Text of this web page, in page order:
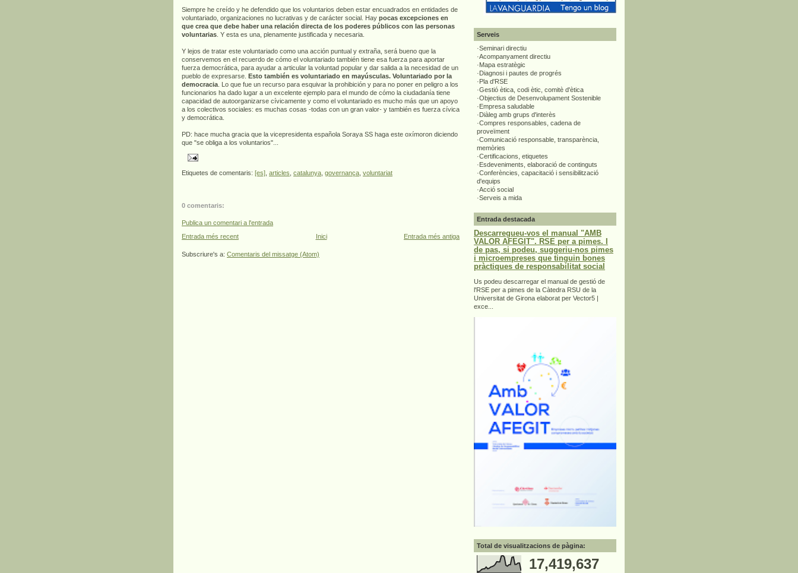
Siempre he creído y he defendido que los voluntarios deben estar encuadrados en entidades de
voluntariado, organizaciones no lucrativas y de carácter social. Hay pocas excepciones en
que crea que debe haber una relación directa de los poderes públicos con las personas
voluntarias . Y esta es una, plenamente justificada y necesaria.
Y lejos de tratar este voluntariado como una acción puntual y extraña, será bueno que la
conservemos en el recuerdo de cómo el voluntariado también tiene esa fuerza para aportar
fuerza democrática, para ayudar a articular la voluntad popular y dar salida a la necesidad de un
pueblo de expresarse. Esto también es voluntariado en mayúsculas. Voluntariado por la
democracia . Lo que fue un recurso para esquivar la prohibición y para no poner en peligro a los
funcionarios ha dado lugar a un excelente ejemplo para el mundo de cómo la ciudadanía tiene
capacidad de autoorganizarse cívicamente y como el voluntariado es mucho más que un apoyo
a los colectivos sociales: es muchas cosas -todas con un gran valor- y también es fuerza cívica
y democrática.
PD: hace mucha gracia que la vicepresidenta española Soraya SS haga este oxímoron diciendo
que "se obliga a los voluntarios"...
Etiquetes de comentaris: [es], articles, catalunya, governança, voluntariat
0 comentaris:
Publica un comentari a l'entrada
Entrada més recent
Entrada més antiga
Inici
Subscriure's a: Comentaris del missatge (Atom)
Serveis
·Seminari directiu
·Acompanyament directiu
·Mapa estratègic
·Diagnosi i pautes de progrés
·Pla d'RSE
·Gestió ètica, codi ètic, comitè d'ètica
·Objectius de Desenvolupament Sostenible
·Empresa saludable
·Diàleg amb grups d'interès
·Compres responsables, cadena de
proveïment
·Comunicació responsable, transparència,
memòries
·Certificacions, etiquetes
·Esdeveniments, elaboració de continguts
·Conferències, capacitació i sensibilització
d'equips
·Acció social
·Serveis a mida
Entrada destacada
Descarregueu-vos el manual "AMB
VALOR AFEGIT". RSE per a pimes. I
de pas, si podeu, suggeriu-nos pimes
i microempreses que tinguin bones
pràctiques de responsabilitat social
Us podeu descarregar el manual de gestió de
l'RSE per a pimes de la Càtedra RSU de la
Universitat de Girona elaborat per Vector5 |
exce...
Total de visualitzacions de pàgina:
17,419,637